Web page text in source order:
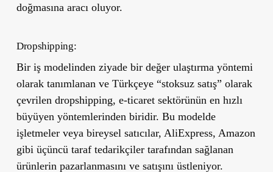
doğmasına aracı oluyor.
Dropshipping:
Bir iş modelinden ziyade bir değer ulaştırma yöntemi
olarak tanımlanan ve Türkçeye “stoksuz satış” olarak
çevrilen dropshipping, e-ticaret sektörünün en hızlı
büyüyen yöntemlerinden biridir. Bu modelde
işletmeler veya bireysel satıcılar, AliExpress, Amazon
gibi üçüncü taraf tedarikçiler tarafından sağlanan
ürünlerin pazarlanmasını ve satışını üstleniyor.